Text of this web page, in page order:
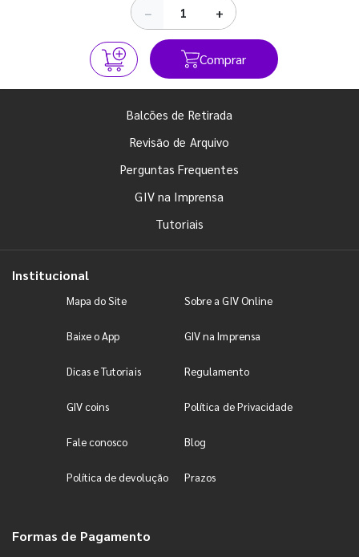
− +
Comprar
Balcões de Retirada
Revisão de Arquivo
Perguntas Frequentes
GIV na Imprensa
Tutoriais
Institucional
Mapa do Site Sobre a GIV Online
Baixe o App GIV na Imprensa
Dicas e Tutoriais Regulamento
GIV coins Política de Privacidade
Fale conosco Blog
Política de devolução Prazos
Formas de Pagamento